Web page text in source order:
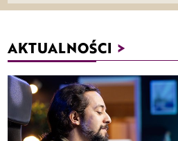
AKTUALNOŚCI >